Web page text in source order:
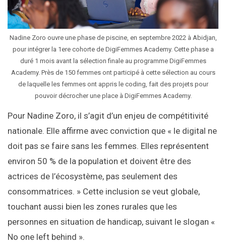
Nadine Zoro ouvre une phase de piscine, en septembre 2022 à Abidjan,
pour intégrer la 1ere cohorte de DigiFemmes Academy. Cette phase a
duré 1 mois avant la sélection finale au programme DigiFemmes
Academy. Près de 150 femmes ont participé à cette sélection au cours
de laquelle les femmes ont appris le coding, fait des projets pour
pouvoir décrocher une place à DigiFemmes Academy.
Pour Nadine Zoro, il s’agit d’un enjeu de compétitivité
nationale. Elle affirme avec conviction que « le digital ne
doit pas se faire sans les femmes. Elles représentent
environ 50 % de la population et doivent être des
actrices de l’écosystème, pas seulement des
consommatrices. » Cette inclusion se veut globale,
touchant aussi bien les zones rurales que les
personnes en situation de handicap, suivant le slogan «
No one left behind ».